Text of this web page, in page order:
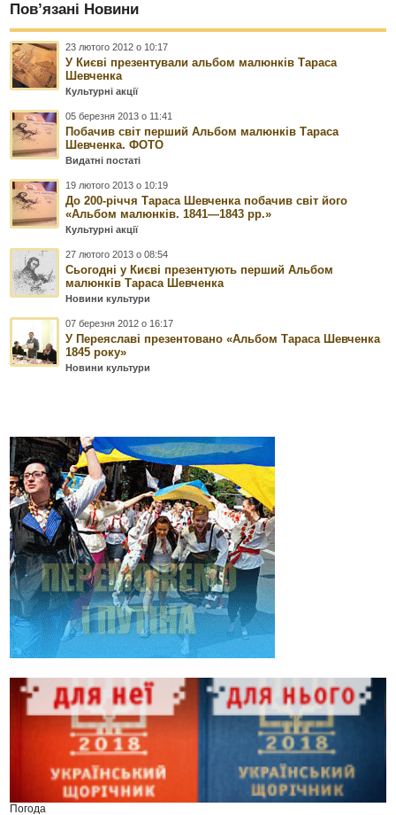
Пов’язані Новини
23 лютого 2012 о 10:17
У Києві презентували альбом малюнків Тараса
Шевченка
Культурні акції
05 березня 2013 о 11:41
Побачив світ перший Альбом малюнків Тараса
Шевченка. ФОТО
Видатні постаті
19 лютого 2013 о 10:19
До 200-річчя Тараса Шевченка побачив світ його
«Альбом малюнків. 1841—1843 рр.»
Культурні акції
27 лютого 2013 о 08:54
Сьогодні у Києві презентують перший Альбом
малюнків Тараса Шевченка
Новини культури
07 березня 2012 о 16:17
У Переяславі презентовано «Альбом Тараса Шевченка
1845 року»
Новини культури
Погода